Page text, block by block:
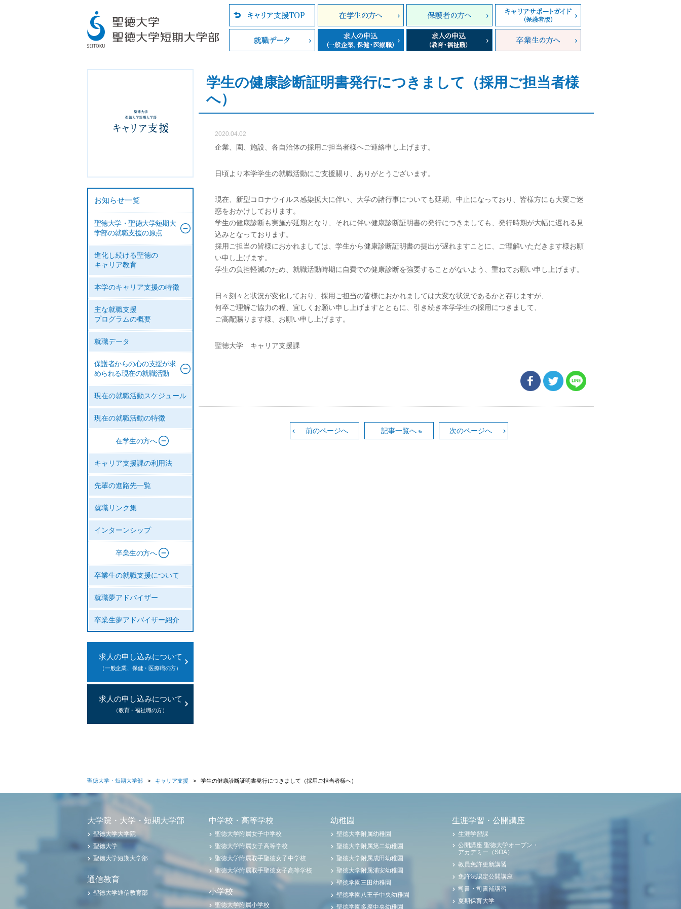
お知らせ一覧
聖徳大学・聖徳大学短期大
学部の就職支援の原点
進化し続ける聖徳の
キャリア教育
本学のキャリア支援の特徴
主な就職支援
プログラムの概要
就職データ
保護者からの心の支援が求
められる現在の就職活動
現在の就職活動スケジュール
現在の就職活動の特徴
在学生の方へ
キャリア支援課の利用法
先輩の進路先一覧
就職リンク集
インターンシップ
卒業生の方へ
卒業生の就職支援について
就職夢アドバイザー
卒業生夢アドバイザー紹介
求人の申し込みについて
（一般企業、保健・医療職の方）
求人の申し込みについて
（教育・福祉職の方）
学生の健康診断証明書発行につきまして（採用ご担当者様
へ）
2020.04.02
企業、園、施設、各自治体の採用ご担当者様へご連絡申し上げます。
日頃より本学学生の就職活動にご支援賜り、ありがとうございます。
現在、新型コロナウイルス感染拡大に伴い、大学の諸行事についても延期、中止になっており、皆様方にも大変ご迷
惑をおかけしております。
学生の健康診断も実施が延期となり、それに伴い健康診断証明書の発行につきましても、発行時期が大幅に遅れる見
込みとなっております。
採用ご担当の皆様におかれましては、学生から健康診断証明書の提出が遅れますことに、ご理解いただきます様お願
い申し上げます。
学生の負担軽減のため、就職活動時期に自費での健康診断を強要することがないよう、重ねてお願い申し上げます。
日々刻々と状況が変化しており、採用ご担当の皆様におかれましては大変な状況であるかと存じますが、
何卒ご理解ご協力の程、宜しくお願い申し上げますとともに、引き続き本学学生の採用につきまして、
ご高配賜ります様、お願い申し上げます。
聖徳大学 キャリア支援課
前のページへ 記事一覧へ 次のページへ
聖徳大学・短期大学部 キャリア支援 学生の健康診断証明書発行につきまして（採用ご担当者様へ）
大学院・大学・短期大学部
聖徳大学大学院
聖徳大学
聖徳大学短期大学部
通信教育
聖徳大学通信教育部
中学校・高等学校
聖徳大学附属女子中学校
聖徳大学附属女子高等学校
聖徳大学附属取手聖徳女子中学校
聖徳大学附属取手聖徳女子高等学校
小学校
聖徳大学附属小学校
幼稚園
聖徳大学附属幼稚園
聖徳大学附属第二幼稚園
聖徳大学附属成田幼稚園
聖徳大学附属浦安幼稚園
聖徳学園三田幼稚園
聖徳学園八王子中央幼稚園
聖徳学園多摩中央幼稚園
生涯学習・公開講座
生涯学習課
公開講座 聖徳大学オープン・
アカデミー（SOA）
教員免許更新講習
免許法認定公開講座
司書・司書補講習
夏期保育大学